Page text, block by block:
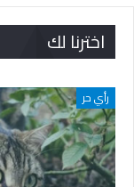
اخترنا لك
رأي حر